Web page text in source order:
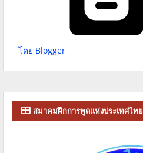
โดย Blogger
สมาคมฝึกการพูดแห่งประเทศไทย